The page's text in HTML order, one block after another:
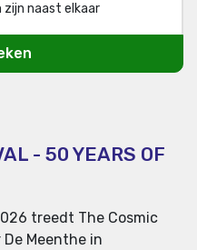
naast elkaar
- 50 YEARS OF
treedt The Cosmic
Meenthe in